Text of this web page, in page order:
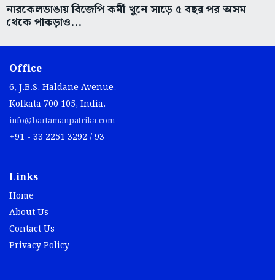
নারকেলডাঙায় বিজেপি কর্মী খুনে সাড়ে ৫ বছর পর অসম
থেকে পাকড়াও...
Office
6, J.B.S. Haldane Avenue,
Kolkata 700 105, India.
info@bartamanpatrika.com
+91 - 33 2251 3292 / 93
Links
Home
About Us
Contact Us
Privacy Policy